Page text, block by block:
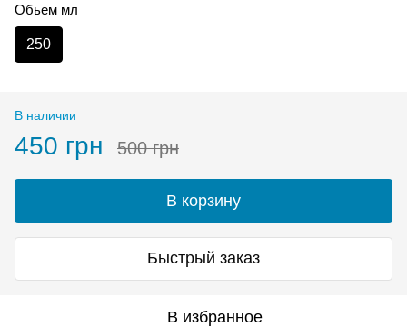
Обьем мл
250
В наличии
450 грн 500 грн
В корзину
Быстрый заказ
В избранное